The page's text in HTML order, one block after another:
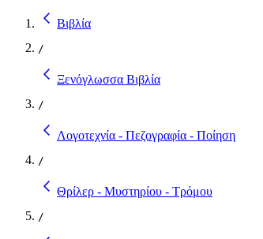
Βιβλία
/
Ξενόγλωσσα Βιβλία
/
Λογοτεχνία - Πεζογραφία - Ποίηση
/
Θρίλερ - Μυστηρίου - Τρόμου
/